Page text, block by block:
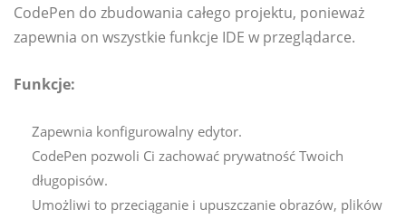
CodePen do zbudowania całego projektu, ponieważ
zapewnia on wszystkie funkcje IDE w przeglądarce.
Funkcje:
Zapewnia konfigurowalny edytor.
CodePen pozwoli Ci zachować prywatność Twoich
długopisów.
Umożliwi to przeciąganie i upuszczanie obrazów, plików